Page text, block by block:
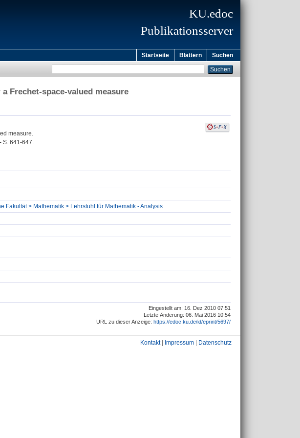
KU.edoc
Publikationsserver
Startseite Blättern Suchen
Frechet-space-valued measure
measure.
S. 641-647.
Fakultät > Mathematik > Lehrstuhl für Mathematik - Analysis
Eingestellt am: 16. Dez 2010 07:51
Letzte Änderung: 06. Mai 2016 10:54
URL zu dieser Anzeige: https://edoc.ku.de/id/eprint/5697/
Kontakt| Impressum Datenschutz